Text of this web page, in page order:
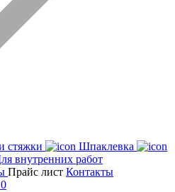
стяжки
Шпаклевка
внутренних работ
Прайс лист Контакты
0